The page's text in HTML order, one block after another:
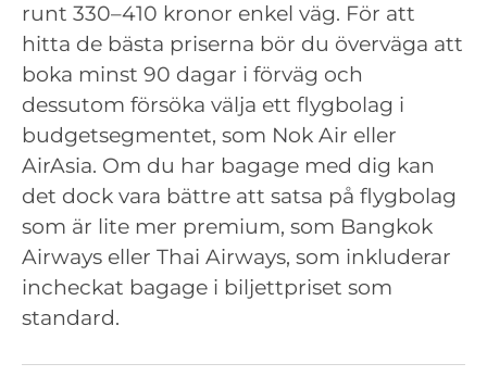
runt 330–410 kronor enkel väg. För att
hitta de bästa priserna bör du överväga att
boka minst 90 dagar i förväg och
dessutom försöka välja ett flygbolag i
budgetsegmentet, som Nok Air eller
AirAsia. Om du har bagage med dig kan
det dock vara bättre att satsa på flygbolag
som är lite mer premium, som Bangkok
Airways eller Thai Airways, som inkluderar
incheckat bagage i biljettpriset som
standard.